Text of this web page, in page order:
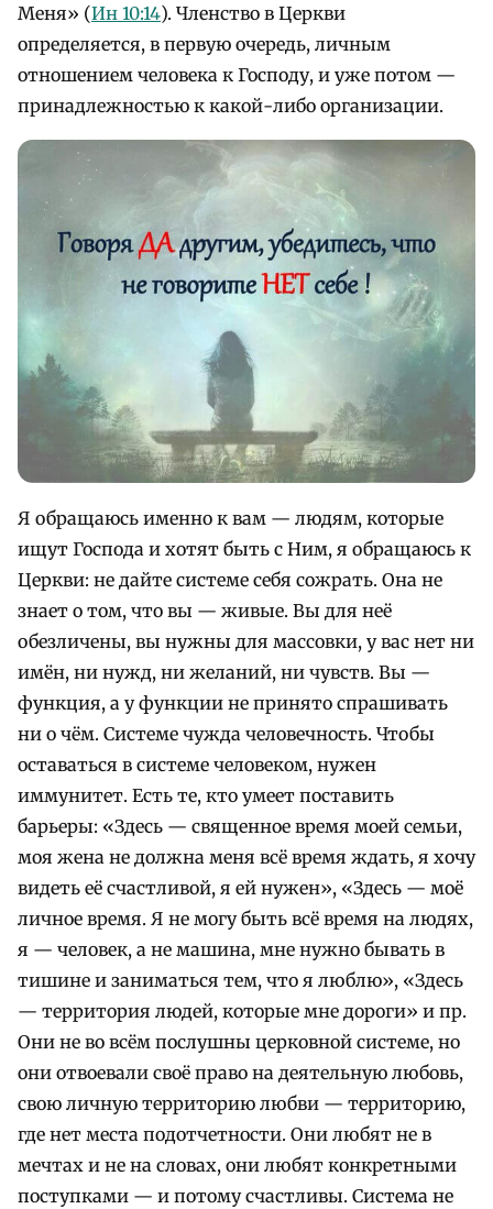
Меня» (Ин 10:14). Членство в Церкви
определяется, в первую очередь, личным
отношением человека к Господу, и уже потом —
принадлежностью к какой-либо организации.
Я обращаюсь именно к вам — людям, которые
ищут Господа и хотят быть с Ним, я обращаюсь к
Церкви: не дайте системе себя сожрать. Она не
знает о том, что вы — живые. Вы для неё
обезличены, вы нужны для массовки, у вас нет ни
имён, ни нужд, ни желаний, ни чувств. Вы —
функция, а у функции не принято спрашивать
ни о чём. Системе чужда человечность. Чтобы
оставаться в системе человеком, нужен
иммунитет. Есть те, кто умеет поставить
барьеры: «Здесь — священное время моей семьи,
моя жена не должна меня всё время ждать, я хочу
видеть её счастливой, я ей нужен», «Здесь — моё
личное время. Я не могу быть всё время на людях,
я — человек, а не машина, мне нужно бывать в
тишине и заниматься тем, что я люблю», «Здесь
— территория людей, которые мне дороги» и пр.
Они не во всём послушны церковной системе, но
они отвоевали своё право на деятельную любовь,
свою личную территорию любви — территорию,
где нет места подотчетности. Они любят не в
мечтах и не на словах, они любят конкретными
поступками — и потому счастливы. Система не